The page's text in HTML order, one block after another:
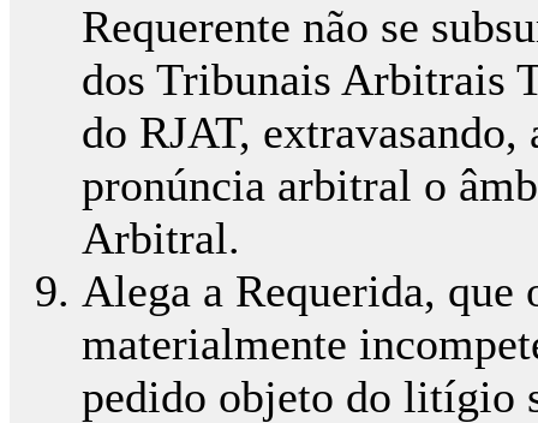
Requerente não se
dos Tribunais Arbitrais
do RJAT,
pronúncia arbitral o
Arbitral.
Alega a Requerida,
materialmente
pedido objeto do litígio